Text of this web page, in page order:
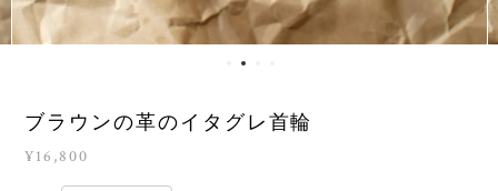
ブラウンの革のイタグレ首輪
¥16,800